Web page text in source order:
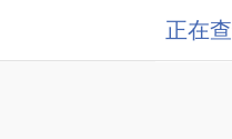
正在